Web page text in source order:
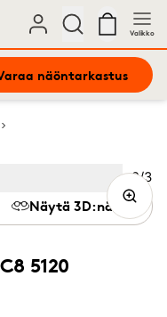
Valikko
näöntarkastus
5120
Näytä 3D:nä
Kuva
2/3
3